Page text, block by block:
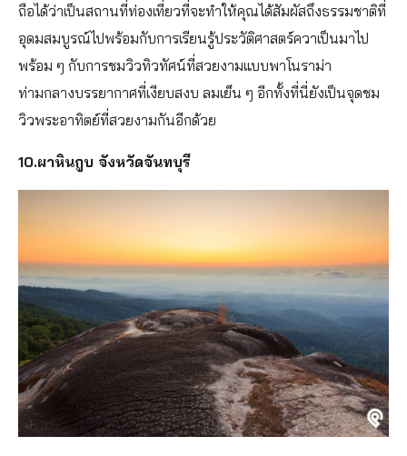
ถือได้ว่าเป็นสถานที่ท่องเที่ยวที่จะทำให้คุณได้สัมผัสถึงธรรมชาติที่
อุดมสมบูรณ์ไปพร้อมกับการเรียนรู้ประวัติศาสตร์ควาเป็นมาไป
พร้อม ๆ กับการชมวิวทิวทัศน์ที่สวยงามแบบพาโนราม่า
ท่ามกลางบรรยากาศที่เงียบสงบ ลมเย็น ๆ อีกทั้งที่นี่ยังเป็นจุดชม
วิวพระอาทิตย์ที่สวยงามกันอีกด้วย
10.ผาหินกูบ จังหวัดจันทบุรี